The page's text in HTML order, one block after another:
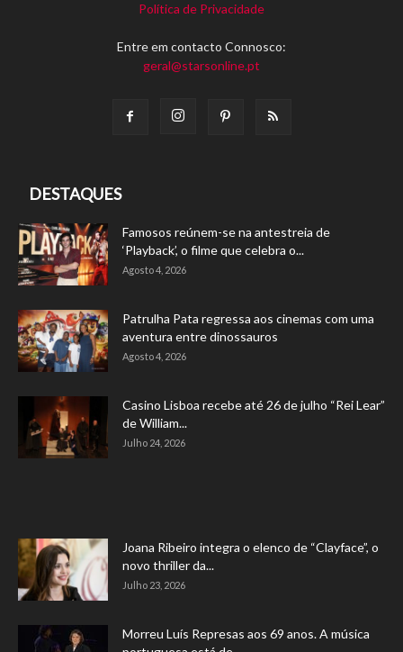
Política de Privacidade
Entre em contacto Connosco:
geral@starsonline.pt
DESTAQUES
Famosos reúnem-se na antestreia de
‘Playback’, o filme que celebra o...
Agosto 4, 2026
Patrulha Pata regressa aos cinemas com uma
aventura entre dinossauros
Agosto 4, 2026
Casino Lisboa recebe até 26 de julho “Rei Lear”
de William...
Julho 24, 2026
Joana Ribeiro integra o elenco de “Clayface”, o
novo thriller da...
Julho 23, 2026
Morreu Luís Represas aos 69 anos. A música